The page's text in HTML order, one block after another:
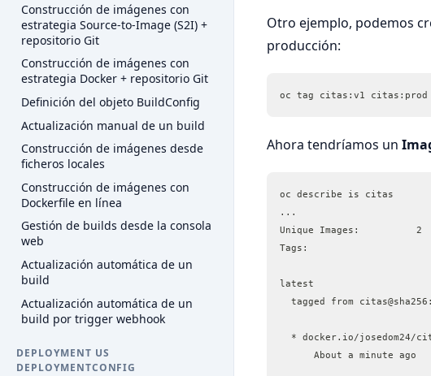
Construcción de imágenes con
estrategia Source-to-Image (S2I) +
repositorio Git
Construcción de imágenes con
estrategia Docker + repositorio Git
Definición del objeto BuildConfig
Actualización manual de un build
Construcción de imágenes desde
ficheros locales
Construcción de imágenes con
Dockerfile en línea
Gestión de builds desde la consola
web
Actualización automática de un
build
Actualización automática de un
build por trigger webhook
DEPLOYMENT US
DEPLOYMENTCONFIG
Otro ejemplo, podemos
producción:
oc tag citas:v1 citas:prod
Ahora tendríamos un
oc describe is citas
...
Unique Images:		2
latest
tagged from
* docker.io/josedom24/
      About a minute ago